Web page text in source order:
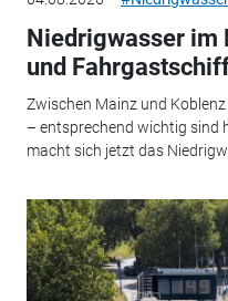
Niedrigwasser im
und
Zwischen Mainz und
– entsprechend wichtig sind
macht sich jetzt das